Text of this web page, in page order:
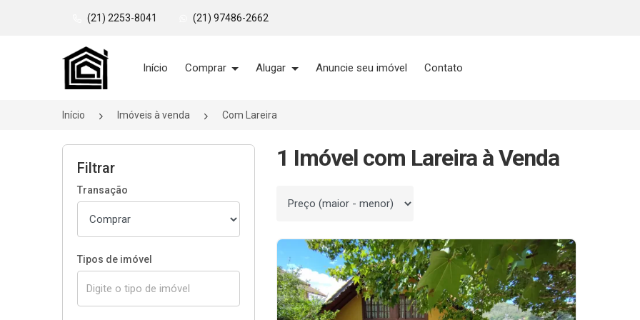
(21) 2253-8041 (21) 97486-2662
Página inicial
Início Comprar Alugar Anuncie seu imóvel Contato
Início Imóveis à venda Com Lareira
Filtrar
Transação
Tipos de imóvel
1 Imóvel com Lareira à Venda
Ordenar por